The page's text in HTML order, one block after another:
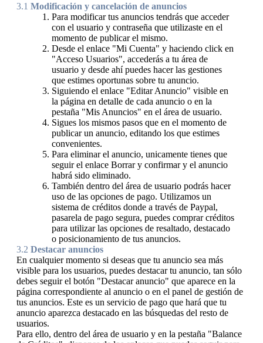
3.1 Modificación y cancelación de anuncios
Para modificar tus anuncios tendrás que acceder
con el usuario y contraseña que utilizaste en el
momento de publicar el mismo.
Desde el enlace "Mi Cuenta" y haciendo click en
"Acceso Usuarios", accederás a tu área de
usuario y desde ahí puedes hacer las gestiones
que estimes oportunas sobre tu anuncio.
Siguiendo el enlace "Editar Anuncio" visible en
la página en detalle de cada anuncio o en la
pestaña "Mis Anuncios" en el área de usuario.
Sigues los mismos pasos que en el momento de
publicar un anuncio, editando los que estimes
convenientes.
Para eliminar el anuncio, unicamente tienes que
seguir el enlace Borrar y confirmar y el anuncio
habrá sido eliminado.
También dentro del área de usuario podrás hacer
uso de las opciones de pago. Utilizamos un
sistema de créditos donde a través de Paypal,
pasarela de pago segura, puedes comprar créditos
para utilizar las opciones de resaltado, destacado
o posicionamiento de tus anuncios.
3.2 Destacar anuncios
En cualquier momento si deseas que tu anuncio sea más
visible para los usuarios, puedes destacar tu anuncio, tan sólo
debes seguir el botón "Destacar anuncio" que aparece en la
página correspondiente al anuncio o en el panel de gestión de
tus anuncios. Este es un servicio de pago que hará que tu
anuncio aparezca destacado en las búsquedas del resto de
usuarios.
Para ello, dentro del área de usuario y en la pestaña "Balance